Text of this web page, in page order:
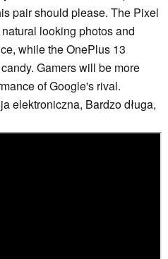
pair should please. The Pixel
looking photos and
while the OnePlus 13
Gamers will be more
of Google's rival.
elektroniczna, Bardzo długa,